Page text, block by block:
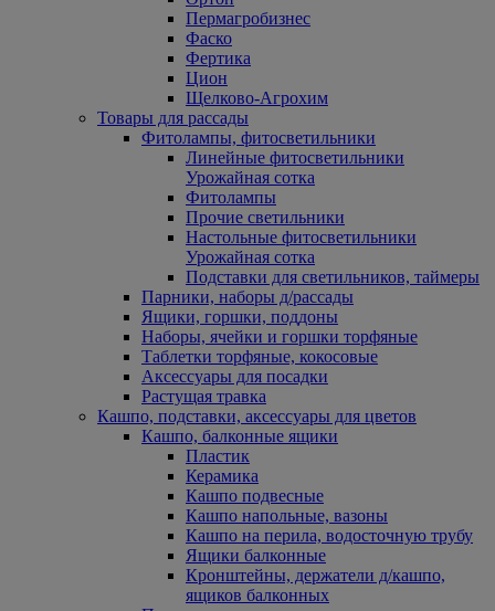
Пермагробизнес
Фаско
Фертика
Цион
Щелково-Агрохим
Товары для рассады
Фитолампы, фитосветильники
Линейные фитосветильники
Урожайная сотка
Фитолампы
Прочие светильники
Настольные фитосветильники
Урожайная сотка
Подставки для светильников, таймеры
Парники, наборы д/рассады
Ящики, горшки, поддоны
Наборы, ячейки и горшки торфяные
Таблетки торфяные, кокосовые
Аксессуары для посадки
Растущая травка
Кашпо, подставки, аксессуары для цветов
Кашпо, балконные ящики
Пластик
Керамика
Кашпо подвесные
Кашпо напольные, вазоны
Кашпо на перила, водосточную трубу
Ящики балконные
Кронштейны, держатели д/кашпо,
ящиков балконных